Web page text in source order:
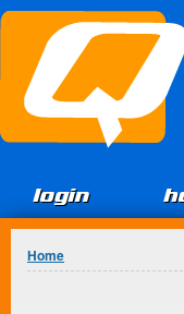
Jump to Content
login
You are here
Home